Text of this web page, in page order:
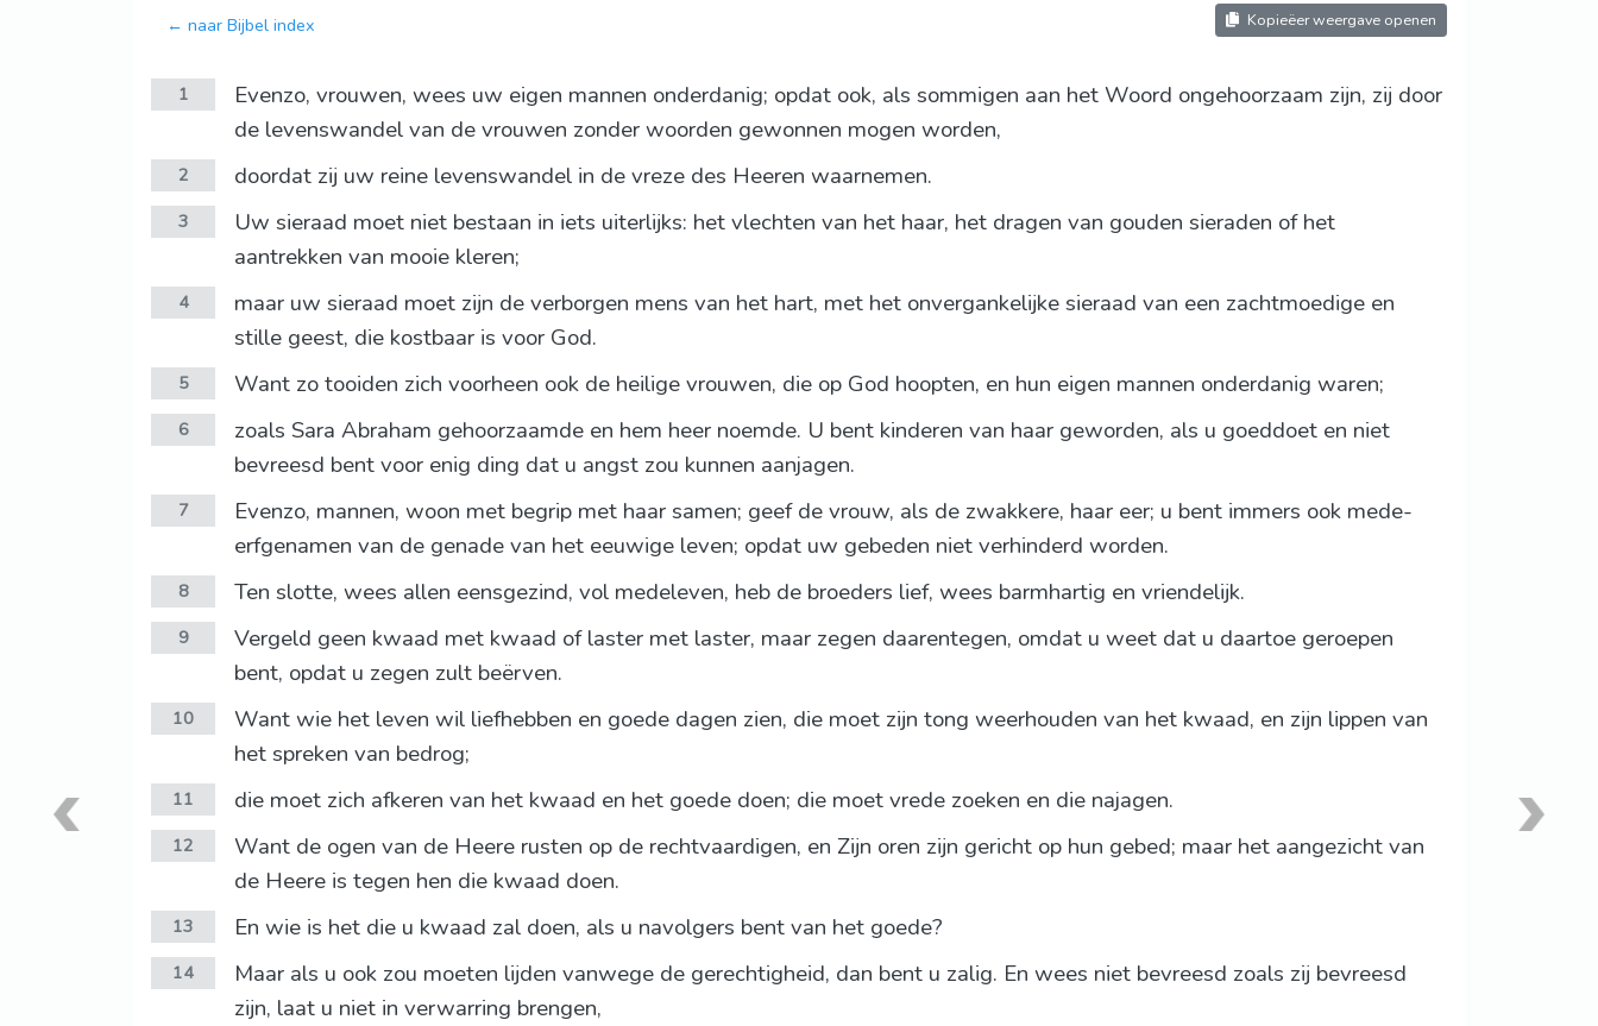
← naar Bijbel index Kopieëer weergave openen
1
Evenzo, vrouwen, wees uw eigen mannen onderdanig; opdat ook, als sommigen aan het Woord ongehoorzaam zijn, zij door
de levenswandel van de vrouwen zonder woorden gewonnen mogen worden,
2 doordat zij uw reine levenswandel in de vreze des Heeren waarnemen.
3
Uw sieraad moet niet bestaan in iets uiterlijks: het vlechten van het haar, het dragen van gouden sieraden of het
aantrekken van mooie kleren;
4
maar uw sieraad moet zijn de verborgen mens van het hart, met het onvergankelijke sieraad van een zachtmoedige en
stille geest, die kostbaar is voor God.
5 Want zo tooiden zich voorheen ook de heilige vrouwen, die op God hoopten, en hun eigen mannen onderdanig waren;
6
zoals Sara Abraham gehoorzaamde en hem heer noemde. U bent kinderen van haar geworden, als u goeddoet en niet
bevreesd bent voor enig ding dat u angst zou kunnen aanjagen.
7
Evenzo, mannen, woon met begrip met haar samen; geef de vrouw, als de zwakkere, haar eer; u bent immers ook mede-
erfgenamen van de genade van het eeuwige leven; opdat uw gebeden niet verhinderd worden.
8 Ten slotte, wees allen eensgezind, vol medeleven, heb de broeders lief, wees barmhartig en vriendelijk.
9
Vergeld geen kwaad met kwaad of laster met laster, maar zegen daarentegen, omdat u weet dat u daartoe geroepen
bent, opdat u zegen zult beërven.
10
Want wie het leven wil liefhebben en goede dagen zien, die moet zijn tong weerhouden van het kwaad, en zijn lippen van
het spreken van bedrog;
11 die moet zich afkeren van het kwaad en het goede doen; die moet vrede zoeken en die najagen.
12
Want de ogen van de Heere rusten op de rechtvaardigen, en Zijn oren zijn gericht op hun gebed; maar het aangezicht van
de Heere is tegen hen die kwaad doen.
13 En wie is het die u kwaad zal doen, als u navolgers bent van het goede?
14
Maar als u ook zou moeten lijden vanwege de gerechtigheid, dan bent u zalig. En wees niet bevreesd zoals zij bevreesd
zijn, laat u niet in verwarring brengen,